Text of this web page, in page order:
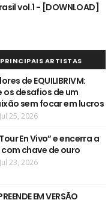
vol.1 - [DOWNLOAD]
PRINCIPAIS ARTISTAS
de EQUILIBRIVM:
desafios de um
sem focar em lucros
Jul 25, 2026
En Vivo” e encerra a
chave de ouro
Jul 23, 2026
EM VERSÃO